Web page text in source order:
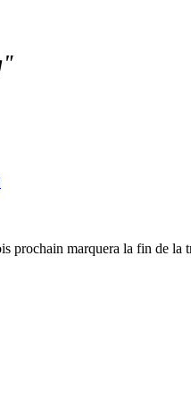
prochain marquera la fin de